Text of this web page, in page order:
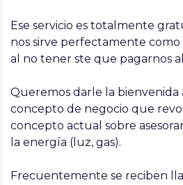
Ese servicio es totalmente
nos sirve perfectamente
al no tener ste que pagarnos
Queremos darle la bienvenida
concepto de negocio que
concepto actual sobre
la energía (luz, gas).
Frecuentemente se reciben